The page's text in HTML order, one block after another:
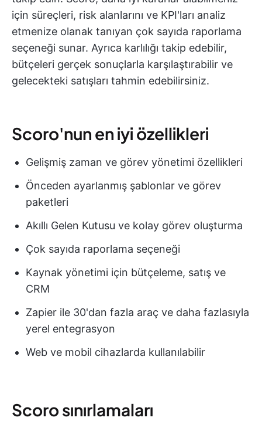
için süreçleri, risk alanlarını ve KPI'ları analiz
etmenize olanak tanıyan çok sayıda raporlama
seçeneği sunar. Ayrıca karlılığı takip edebilir,
bütçeleri gerçek sonuçlarla karşılaştırabilir ve
gelecekteki satışları tahmin edebilirsiniz.
Scoro'nun en iyi özellikleri
Gelişmiş zaman ve görev yönetimi özellikleri
Önceden ayarlanmış şablonlar ve görev
paketleri
Akıllı Gelen Kutusu ve kolay görev oluşturma
Çok sayıda raporlama seçeneği
Kaynak yönetimi için bütçeleme, satış ve
CRM
Zapier ile 30'dan fazla araç ve daha fazlasıyla
yerel entegrasyon
Web ve mobil cihazlarda kullanılabilir
Scoro sınırlamaları